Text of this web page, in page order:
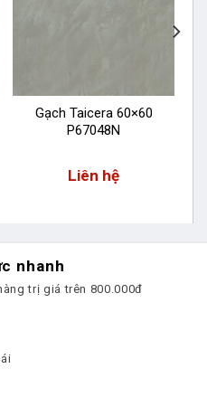
Gạch Taicera 60×60
P67048N
Liên hệ
nhanh
trị giá trên 800.000đ